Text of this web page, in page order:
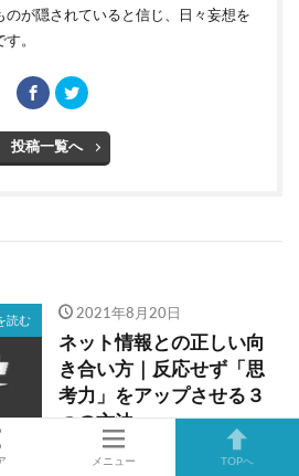
のが隠されていると信じ、日々妄想を
。
投稿一覧へ
読む 2021年8月20日
ネット情報との正しい向
き合い方｜反応せず「思
考力」をアップさせる３
つの方法
メニュー TOPへ